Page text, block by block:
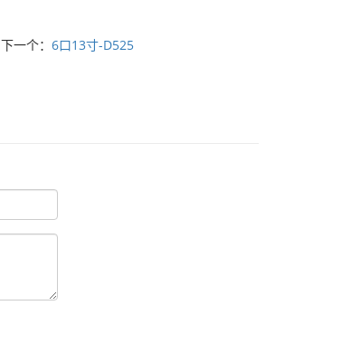
下一个： 6口13寸-D525